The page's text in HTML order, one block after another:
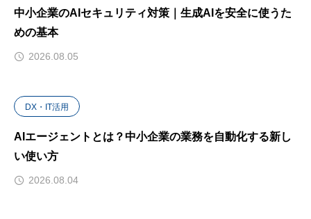
中小企業のAIセキュリティ対策｜生成AIを安全に使うた
めの基本
2026.08.05
DX・IT活用
AIエージェントとは？中小企業の業務を自動化する新し
い使い方
2026.08.04